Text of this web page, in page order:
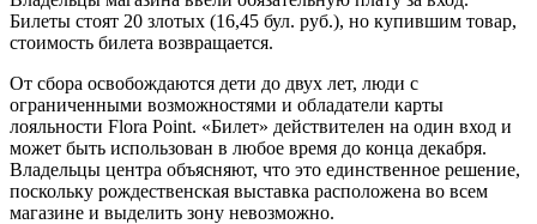
Билеты стоят 20 злотых (16,45 бул. руб.), но купившим товар,
стоимость билета возвращается.
От сбора освобождаются дети до двух лет, люди с
ограниченными возможностями и обладатели карты
лояльности Flora Point. «Билет» действителен на один вход и
может быть использован в любое время до конца декабря.
Владельцы центра объясняют, что это единственное решение,
поскольку рождественская выставка расположена во всем
магазине и выделить зону невозможно.